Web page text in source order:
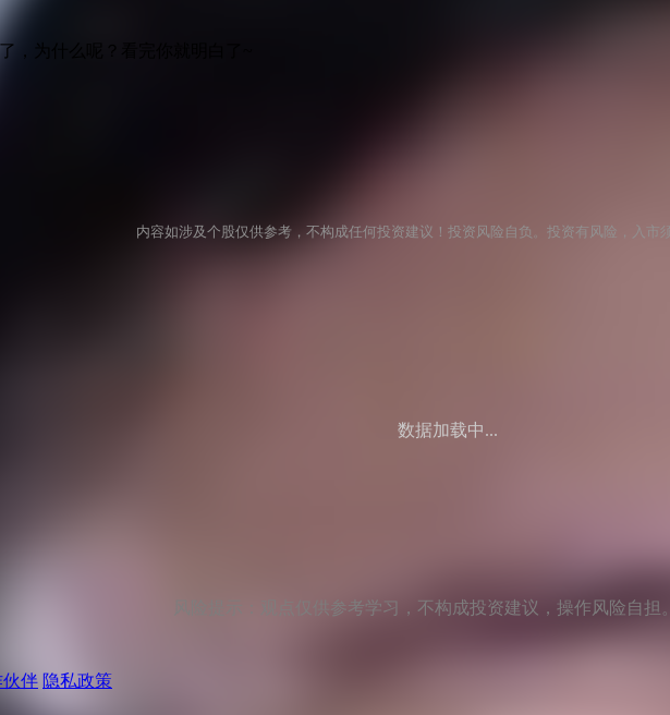
，为什么呢？看完你就明白了~
内容如涉及个股仅供参考，不构成任何投资建议！投资风险自负。投资有风险，入市
数据加载中...
风险提示：观点仅供参考学习，不构成投资建议，操作风险自担
伴 隐私政策